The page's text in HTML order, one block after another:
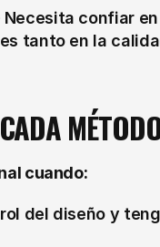
confiar en
tanto en la
cuando:
del diseño y